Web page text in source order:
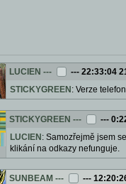
LUCIEN --- --- 22:33:04
STICKYGREEN : Verze
STICKYGREEN --- ---
LUCIEN : Samozřejmě jsem
klikání na odkazy nefunguje.
SUNBEAM --- ---